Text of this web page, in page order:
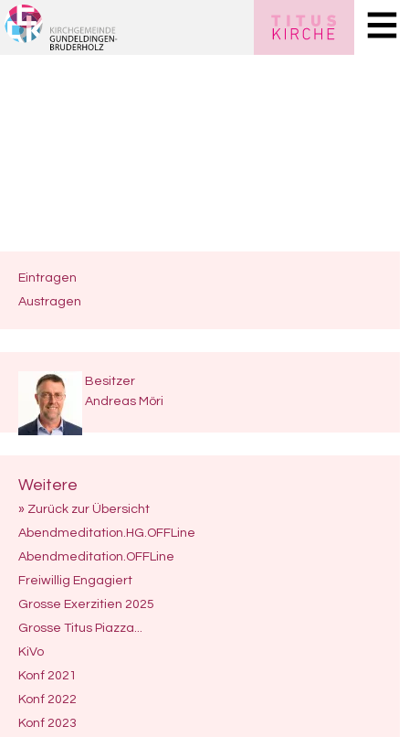
Eintragen
Austragen
Besitzer
Andreas Möri
Weitere
» Zurück zur Übersicht
Abendmeditation.HG.OFFLine
Abendmeditation.OFFLine
Freiwillig Engagiert
Grosse Exerzitien 2025
Grosse Titus Piazza...
KiVo
Konf 2021
Konf 2022
Konf 2023